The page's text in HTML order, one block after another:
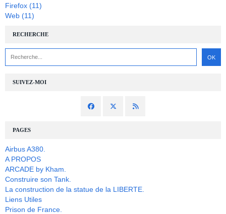
SUIVEZ-MOI
RECHERCHE
PAGES
Airbus A380.
A PROPOS
ARCADE by Kham.
Construire son Tank.
La construction de la statue de la LIBERTE.
Liens Utiles
Prison de France.
Firefox (11)
Web (11)